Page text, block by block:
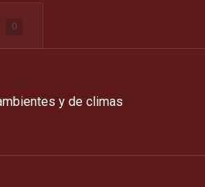
0
y de climas